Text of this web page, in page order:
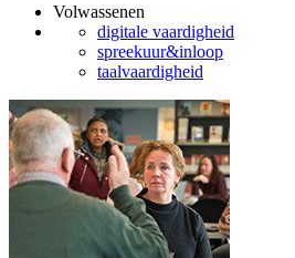
Volwassenen
digitale vaardigheid
spreekuur&inloop
taalvaardigheid